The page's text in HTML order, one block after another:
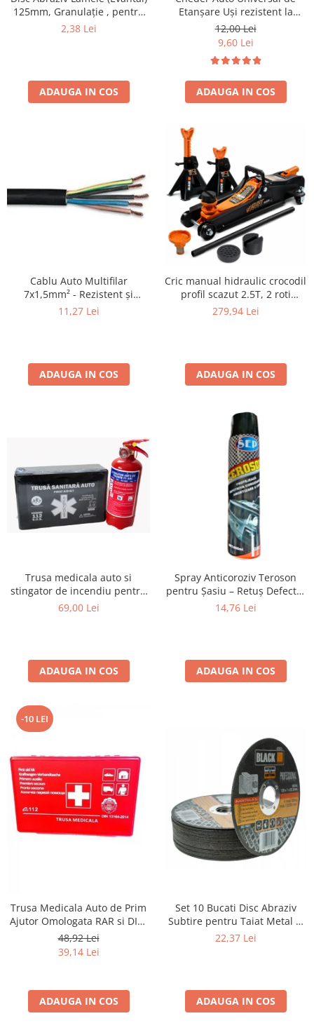
Protectia muncii
Suport auto
Suport motocicleta
125mm, Granulație , pentru
Metal și Lemn, P80
2,38 Lei
ADAUGA IN COS
Etanșare Uși rezistent la
intemperii, raze UV,
îmbătrânire și temperaturi
extreme
12,00 Lei
9,60 Lei
ADAUGA IN COS
Cablu Auto Multifilar
7x1,5mm² - Rezistent și
Flexibil pentru Remorci 12V-
11,27 Lei
ADAUGA IN COS
Cric manual hidraulic crocodil
profil scazut 2.5T, 2 roti
pivotante, 80-360mm+ set 2
279,94 Lei
ADAUGA IN COS
Trusa medicala auto si
stingator de incendiu pentru
siguranta rutiera Conform
69,00 Lei
ADAUGA IN COS
Spray Anticoroziv Teroson
pentru Șasiu – Retuș Defecte,
Revopsibil Durabil Compatibil14,76 Lei
ADAUGA IN COS
-10 LEI
Trusa Medicala Auto de Prim
Ajutor Omologata RAR si DIN,
Valabilitate 5 Ani (Productie
Proaspata Aprilie 2026), Kit
48,92 Lei
39,14 Lei
ADAUGA IN COS
Set 10 Bucati Disc Abraziv
Subtire pentru Taiat Metal si
Inox 125 x 1 x 22.2 mm, Profil
22,37 Lei
ADAUGA IN COS